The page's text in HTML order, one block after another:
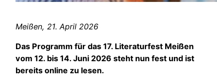
Meißen, 21. April 2026
Das Programm für das 17. Literaturfest Meißen
vom 12. bis 14. Juni 2026 steht nun fest und ist
bereits online zu lesen.